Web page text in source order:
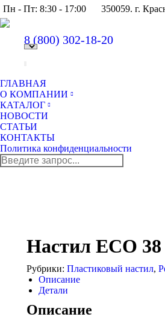
Пн - Пт: 8:30 - 17:00 350059. г.
8 (800) 302-18-20
ГЛАВНАЯ
О КОМПАНИИ
КАТАЛОГ
НОВОСТИ
СТАТЬИ
КОНТАКТЫ
Политика конфиденциальности
Поиск:
Настил ECO 38
Рубрики: Пластиковый настил,
Описание
Детали
Описание